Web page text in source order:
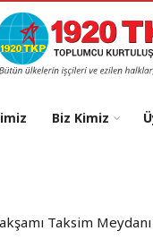
Biz Kimiz
Taksim